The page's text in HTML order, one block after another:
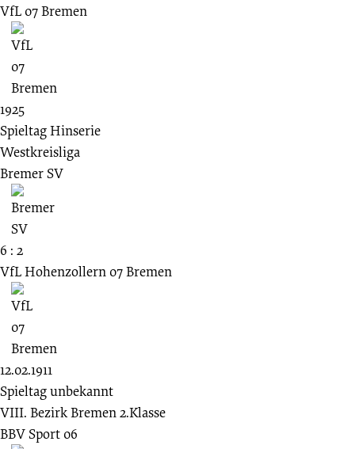
VfL 07 Bremen
1925
Spieltag Hinserie
Westkreisliga
Bremer SV
6 : 2
VfL Hohenzollern 07 Bremen
12.02.1911
Spieltag unbekannt
VIII. Bezirk Bremen 2.Klasse
BBV Sport 06